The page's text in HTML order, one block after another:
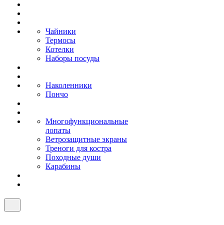
Чайники
Термосы
Котелки
Наборы посуды
Наколенники
Пончо
Многофункциональные
лопаты
Ветрозащитные экраны
Треноги для костра
Походные души
Карабины